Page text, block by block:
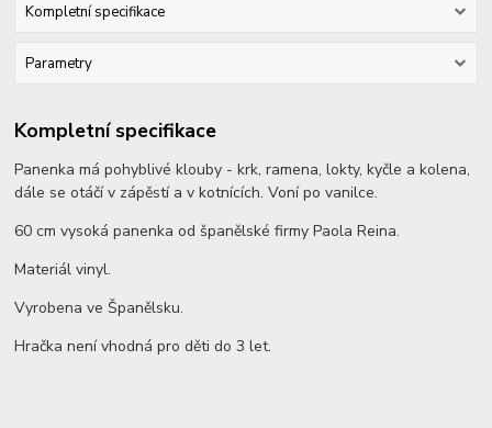
Kompletní specifikace
Parametry
Kompletní specifikace
Panenka má pohyblivé klouby - krk, ramena, lokty, kyčle a kolena,
dále se otáčí v zápěstí a v kotnících. Voní po vanilce.
60 cm vysoká panenka od španělské firmy Paola Reina.
Materiál vinyl.
Vyrobena ve Španělsku.
Hračka není vhodná pro děti do 3 let.